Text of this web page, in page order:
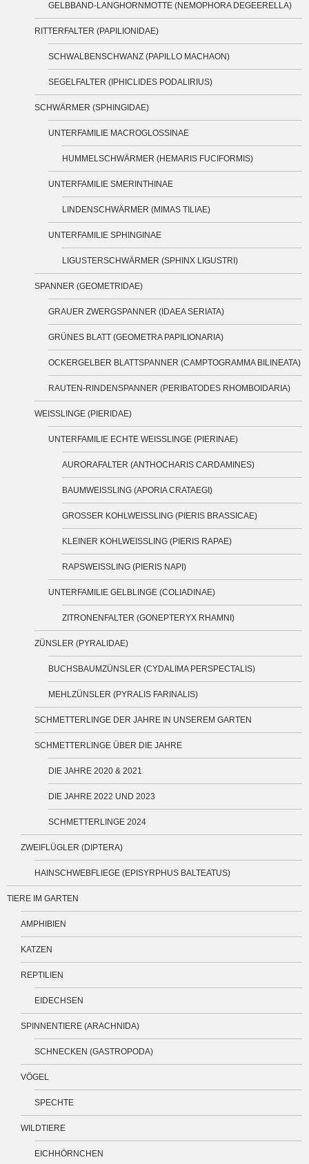
GELBBAND-LANGHORNMOTTE (NEMOPHORA DEGEERELLA)
RITTERFALTER (PAPILIONIDAE)
SCHWALBENSCHWANZ (PAPILLO MACHAON)
SEGELFALTER (IPHICLIDES PODALIRIUS)
SCHWÄRMER (SPHINGIDAE)
UNTERFAMILIE MACROGLOSSINAE
HUMMELSCHWÄRMER (HEMARIS FUCIFORMIS)
UNTERFAMILIE SMERINTHINAE
LINDENSCHWÄRMER (MIMAS TILIAE)
UNTERFAMILIE SPHINGINAE
LIGUSTERSCHWÄRMER (SPHINX LIGUSTRI)
SPANNER (GEOMETRIDAE)
GRAUER ZWERGSPANNER (IDAEA SERIATA)
GRÜNES BLATT (GEOMETRA PAPILIONARIA)
OCKERGELBER BLATTSPANNER (CAMPTOGRAMMA BILINEATA)
RAUTEN-RINDENSPANNER (PERIBATODES RHOMBOIDARIA)
WEISSLINGE (PIERIDAE)
UNTERFAMILIE ECHTE WEISSLINGE (PIERINAE)
AURORAFALTER (ANTHOCHARIS CARDAMINES)
BAUMWEISSLING (APORIA CRATAEGI)
GROSSER KOHLWEISSLING (PIERIS BRASSICAE)
KLEINER KOHLWEISSLING (PIERIS RAPAE)
RAPSWEISSLING (PIERIS NAPI)
UNTERFAMILIE GELBLINGE (COLIADINAE)
ZITRONENFALTER (GONEPTERYX RHAMNI)
ZÜNSLER (PYRALIDAE)
BUCHSBAUMZÜNSLER (CYDALIMA PERSPECTALIS)
MEHLZÜNSLER (PYRALIS FARINALIS)
SCHMETTERLINGE DER JAHRE IN UNSEREM GARTEN
SCHMETTERLINGE ÜBER DIE JAHRE
DIE JAHRE 2020 & 2021
DIE JAHRE 2022 UND 2023
SCHMETTERLINGE 2024
ZWEIFLÜGLER (DIPTERA)
HAINSCHWEBFLIEGE (EPISYRPHUS BALTEATUS)
TIERE IM GARTEN
AMPHIBIEN
KATZEN
REPTILIEN
EIDECHSEN
SPINNENTIERE (ARACHNIDA)
SCHNECKEN (GASTROPODA)
VÖGEL
SPECHTE
WILDTIERE
EICHHÖRNCHEN